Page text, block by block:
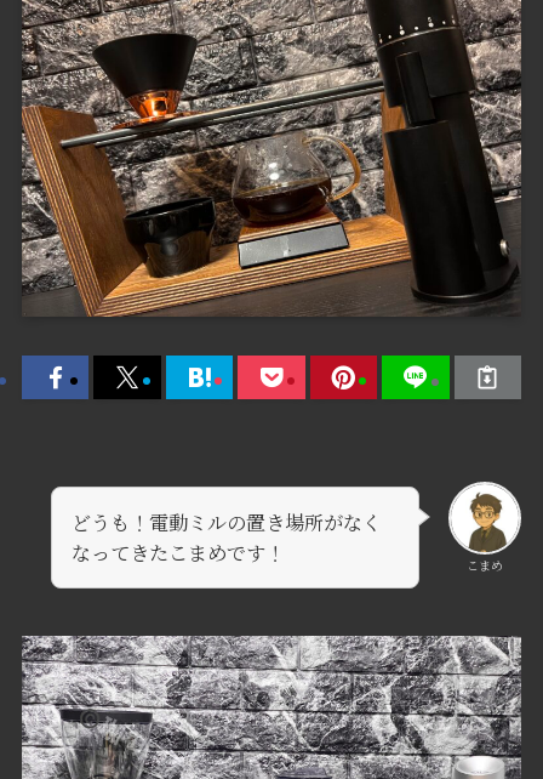
こまめ
どうも！電動ミルの置き場所がなく
なってきたこまめです！